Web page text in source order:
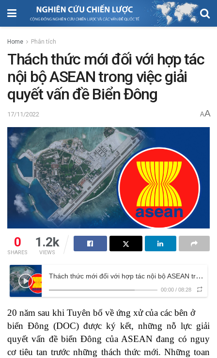
Home Phân tích
Thách thức mới đối với hợp tác
nội bộ ASEAN trong việc giải
quyết vấn đề Biển Đông
17/11/2022 AA
0
SHARES
1.2k
VIEWS
Thách thức mới đối với hợp tác nội bộ ASEAN trong việc giải quyết vấn đề Biển Đông
00:00 / 08:28
20 năm sau khi Tuyên bố về ứng xử của các bên ở
biển Đông (DOC) được ký kết, những nỗ lực giải
quyết vấn đề biển Đông của ASEAN đang có nguy
cơ tiêu tan trước những thách thức mới. Những toan